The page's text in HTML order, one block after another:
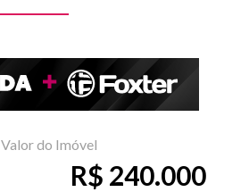
Valor do Imóvel
R$ 240.000